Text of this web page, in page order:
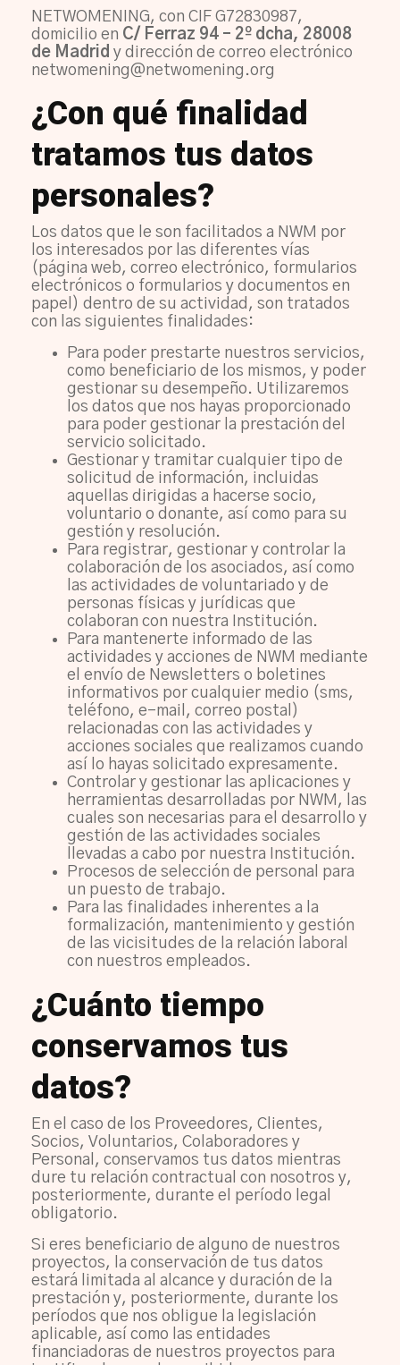
NETWOMENING, con CIF G72830987,
domicilio en C/ Ferraz 94 – 2º dcha, 28008
de Madrid y dirección de correo electrónico
netwomening@netwomening.org
¿Con qué finalidad
tratamos tus datos
personales?
Los datos que le son facilitados a NWM por
los interesados por las diferentes vías
(página web, correo electrónico, formularios
electrónicos o formularios y documentos en
papel) dentro de su actividad, son tratados
con las siguientes finalidades:
Para poder prestarte nuestros servicios,
como beneficiario de los mismos, y poder
gestionar su desempeño. Utilizaremos
los datos que nos hayas proporcionado
para poder gestionar la prestación del
servicio solicitado.
Gestionar y tramitar cualquier tipo de
solicitud de información, incluidas
aquellas dirigidas a hacerse socio,
voluntario o donante, así como para su
gestión y resolución.
Para registrar, gestionar y controlar la
colaboración de los asociados, así como
las actividades de voluntariado y de
personas físicas y jurídicas que
colaboran con nuestra Institución.
Para mantenerte informado de las
actividades y acciones de NWM mediante
el envío de Newsletters o boletines
informativos por cualquier medio (sms,
teléfono, e-mail, correo postal)
relacionadas con las actividades y
acciones sociales que realizamos cuando
así lo hayas solicitado expresamente.
Controlar y gestionar las aplicaciones y
herramientas desarrolladas por NWM, las
cuales son necesarias para el desarrollo y
gestión de las actividades sociales
llevadas a cabo por nuestra Institución.
Procesos de selección de personal para
un puesto de trabajo.
Para las finalidades inherentes a la
formalización, mantenimiento y gestión
de las vicisitudes de la relación laboral
con nuestros empleados.
¿Cuánto tiempo
conservamos tus
datos?
En el caso de los Proveedores, Clientes,
Socios, Voluntarios, Colaboradores y
Personal, conservamos tus datos mientras
dure tu relación contractual con nosotros y,
posteriormente, durante el período legal
obligatorio.
Si eres beneficiario de alguno de nuestros
proyectos, la conservación de tus datos
estará limitada al alcance y duración de la
prestación y, posteriormente, durante los
períodos que nos obligue la legislación
aplicable, así como las entidades
financiadoras de nuestros proyectos para